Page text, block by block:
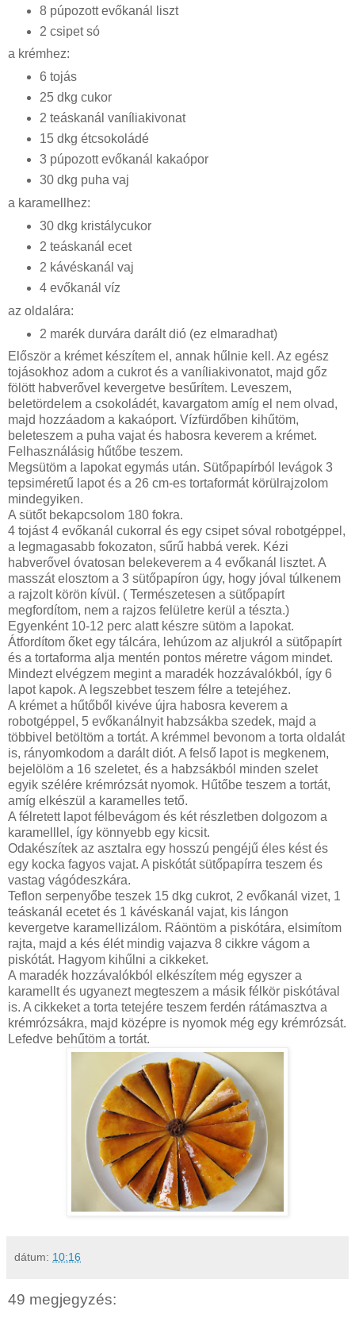
8 púpozott evőkanál liszt
2 csipet só
a krémhez:
6 tojás
25 dkg cukor
2 teáskanál vaníliakivonat
15 dkg étcsokoládé
3 púpozott evőkanál kakaópor
30 dkg puha vaj
a karamellhez:
30 dkg kristálycukor
2 teáskanál ecet
2 kávéskanál vaj
4 evőkanál víz
az oldalára:
2 marék durvára darált dió (ez elmaradhat)
Először a krémet készítem el, annak hűlnie kell. Az egész
tojásokhoz adom a cukrot és a vaníliakivonatot, majd gőz
fölött habverővel kevergetve besűrítem. Leveszem,
beletördelem a csokoládét, kavargatom amíg el nem olvad,
majd hozzáadom a kakaóport. Vízfürdőben kihűtöm,
beleteszem a puha vajat és habosra keverem a krémet.
Felhasználásig hűtőbe teszem.
Megsütöm a lapokat egymás után. Sütőpapírból levágok 3
tepsiméretű lapot és a 26 cm-es tortaformát körülrajzolom
mindegyiken.
A sütőt bekapcsolom 180 fokra.
4 tojást 4 evőkanál cukorral és egy csipet sóval robotgéppel,
a legmagasabb fokozaton, sűrű habbá verek. Kézi
habverővel óvatosan belekeverem a 4 evőkanál lisztet. A
masszát elosztom a 3 sütőpapíron úgy, hogy jóval túlkenem
a rajzolt körön kívül. ( Természetesen a sütőpapírt
megfordítom, nem a rajzos felületre kerül a tészta.)
Egyenként 10-12 perc alatt készre sütöm a lapokat.
Átfordítom őket egy tálcára, lehúzom az aljukról a sütőpapírt
és a tortaforma alja mentén pontos méretre vágom mindet.
Mindezt elvégzem megint a maradék hozzávalókból, így 6
lapot kapok. A legszebbet teszem félre a tetejéhez.
A krémet a hűtőből kivéve újra habosra keverem a
robotgéppel, 5 evőkanálnyit habzsákba szedek, majd a
többivel betöltöm a tortát. A krémmel bevonom a torta oldalát
is, rányomkodom a darált diót. A felső lapot is megkenem,
bejelölöm a 16 szeletet, és a habzsákból minden szelet
egyik szélére krémrózsát nyomok. Hűtőbe teszem a tortát,
amíg elkészül a karamelles tető.
A félretett lapot félbevágom és két részletben dolgozom a
karamelllel, így könnyebb egy kicsit.
Odakészítek az asztalra egy hosszú pengéjű éles kést és
egy kocka fagyos vajat. A piskótát sütőpapírra teszem és
vastag vágódeszkára.
Teflon serpenyőbe teszek 15 dkg cukrot, 2 evőkanál vizet, 1
teáskanál ecetet és 1 kávéskanál vajat, kis lángon
kevergetve karamellizálom. Ráöntöm a piskótára, elsimítom
rajta, majd a kés élét mindig vajazva 8 cikkre vágom a
piskótát. Hagyom kihűlni a cikkeket.
A maradék hozzávalókból elkészítem még egyszer a
karamellt és ugyanezt megteszem a másik félkör piskótával
is. A cikkeket a torta tetejére teszem ferdén rátámasztva a
krémrózsákra, majd középre is nyomok még egy krémrózsát.
Lefedve behűtöm a tortát.
dátum: 10:16
49 megjegyzés: